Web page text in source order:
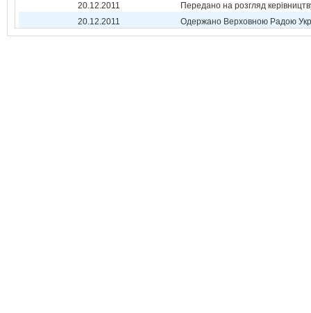
20.12.2011
Передано на розгляд
20.12.2011
Одержано Верховною Радою